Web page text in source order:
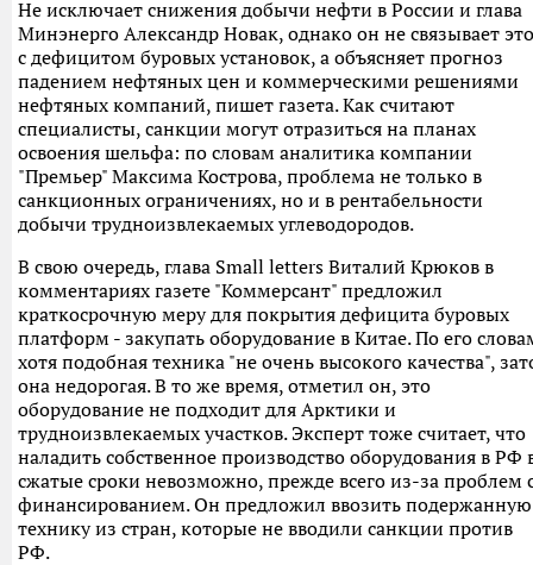
Не исключает снижения добычи нефти в России и глава
Минэнерго Александр Новак, однако он не связывает это
с дефицитом буровых установок, а объясняет прогноз
падением нефтяных цен и коммерческими решениями
нефтяных компаний, пишет газета. Как считают
специалисты, санкции могут отразиться на планах
освоения шельфа: по словам аналитика компании
"Премьер" Максима Кострова, проблема не только в
санкционных ограничениях, но и в рентабельности
добычи трудноизвлекаемых углеводородов.
В свою очередь, глава Small letters Виталий Крюков в
комментариях газете "Коммерсант" предложил
краткосрочную меру для покрытия дефицита буровых
платформ - закупать оборудование в Китае. По его
хотя подобная техника "не очень высокого качества",
она недорогая. В то же время, отметил он, это
оборудование не подходит для Арктики и
трудноизвлекаемых участков. Эксперт тоже считает, что
наладить собственное производство оборудования в РФ
сжатые сроки невозможно, прежде всего из-за проблем
финансированием. Он предложил ввозить подержанную
технику из стран, которые не вводили санкции против
РФ.